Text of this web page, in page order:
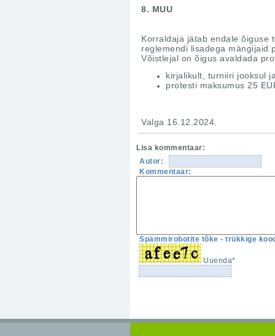
8. MUU
Korraldaja jätab endale õiguse
reglemendi lisadega mängijaid
Võistlejal on õigus avaldada
kirjalikult, turniiri jooksul
protesti maksumus 25
Valga 16.12.2024.
Lisa kommentaar:
Autor:
Kommentaar:
Spämmirobotite tõke - trükkige
Uuenda*